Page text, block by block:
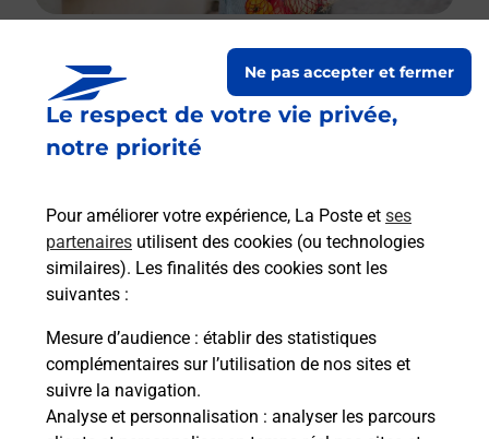
Le respect de votre vie privée,
notre priorité
Pour améliorer votre expérience, La Poste et ses
partenaires utilisent des cookies (ou technologies
similaires). Les finalités des cookies sont les
suivantes :
Mesure d’audience : établir des statistiques
complémentaires sur l’utilisation de nos sites et
suivre la navigation.
Analyse et personnalisation : analyser les parcours
Ne pas accepter et fermer
Boîte aux lettres La Poste
Collecte du courrier aujourd'hui à
Route De Prauvialle
Lafage Sur Sombre
Itinéraire
Le lien s'ouvre dans un nouvel onglet
Boîte aux lettres La Poste
Collecte du courrier aujourd'hui à 09h00
Le lien s'ouvre dans un nouvel onglet